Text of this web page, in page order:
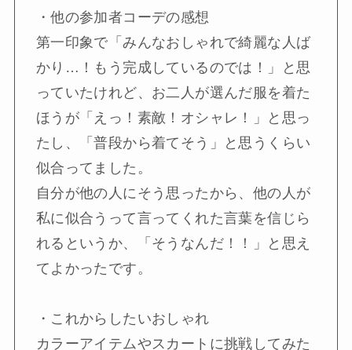
・他の参加者コーデの感想
第一印象で「みんなおしゃれで綺麗な人ば
かり…！もう完成しているのでは！」と思
っていたけれど、お二人が選んだ服を着た
ほうが「えっ！素敵！オシャレ！」と思っ
たし、「普段から着てそう」と思うくらい
似合ってました。
自分が他の人にそう思ったから、他の人が
私に似合うって言ってくれた言葉を信じら
れるというか、「そうなんだ！！」と思え
てよかったです。
・これからしたいおしゃれ
カラーアイテムやスカートに挑戦してみた